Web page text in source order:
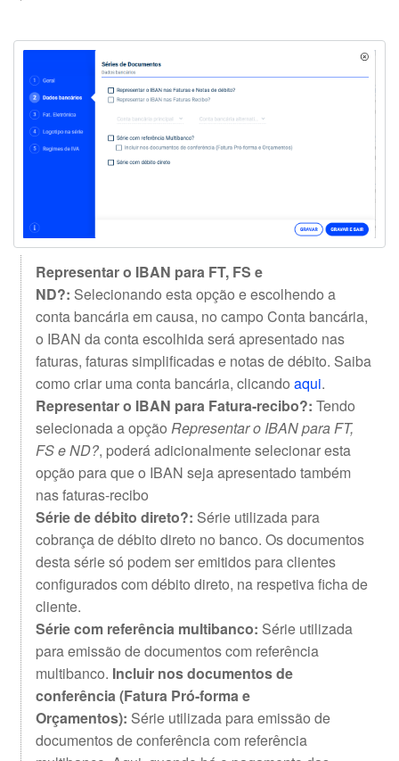
Representar o IBAN para FT, FS e
ND?: Selecionando esta opção e escolhendo a
conta bancária em causa, no campo Conta bancária,
o IBAN da conta escolhida será apresentado nas
faturas, faturas simplificadas e notas de débito. Saiba
como criar uma conta bancária, clicando aqui.
Representar o IBAN para Fatura-recibo?: Tendo
selecionada a opção Representar o IBAN para FT,
FS e ND?, poderá adicionalmente selecionar esta
opção para que o IBAN seja apresentado também
nas faturas-recibo
Série de débito direto?: Série utilizada para
cobrança de débito direto no banco. Os documentos
desta série só podem ser emitidos para clientes
configurados com débito direto, na respetiva ficha de
cliente.
Série com referência multibanco: Série utilizada
para emissão de documentos com referência
multibanco. Incluir nos documentos de
conferência (Fatura Pró-forma e
Orçamentos): Série utilizada para emissão de
documentos de conferência com referência